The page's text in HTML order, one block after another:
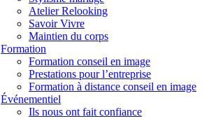
Atelier Relooking
Savoir Vivre
Maintien du corps
Formation
Formation conseil en image
Prestations pour l’entreprise
Formation à distance conseil en image
Événementiel
Ils nous ont fait confiance